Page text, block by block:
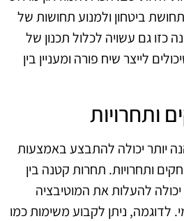
ביטחון ולמנוע תחושות של
כזו גם עשויה לכלול תכנון של
לייצר שיח פורה ומעניין בין
ותחרויות
יותר יכולה להתבצע באמצעות
ותחרויות. תחרות קטנה בין
להעלות את המוטיבציה
לדוגמה, ניתן לקבוע משימות כמו